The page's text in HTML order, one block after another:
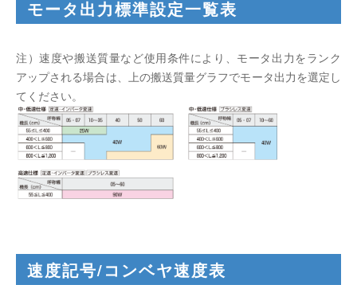
モータ出力標準設定一覧表
注）速度や搬送質量など使用条件により、モータ出力をランク
アップされる場合は、上の搬送質量グラフでモータ出力を選定し
てください。
速度記号/コンベヤ速度表